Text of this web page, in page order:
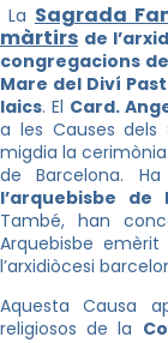
La Sagrada
màrtirs de
congregacions
Mare del Diví
laics. El Card.
a les Causes
migdia la
de Barcelona. Ha
l’arquebisbe
També, han
Arquebisbe
l’arxidiòcesi
Aquesta Causa
religiosos de la